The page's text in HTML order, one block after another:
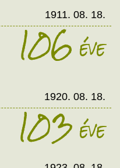
1911. 08. 18.
106éve
1920. 08. 18.
103éve